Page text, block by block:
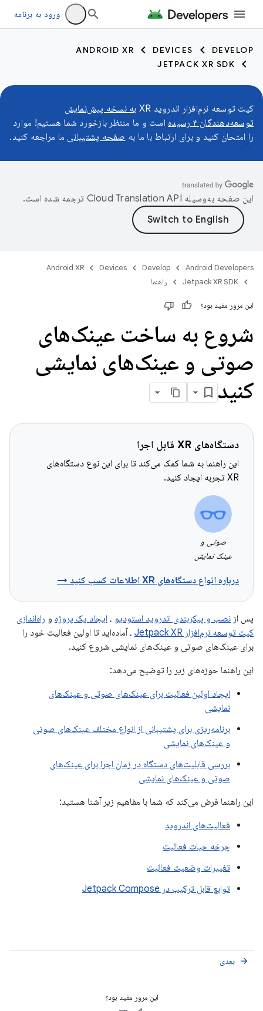
ورود به برنامه
DEVELOP
DEVICES
ANDROID XR
JETPACK XR SDK
کیت توسعه نرم‌افزار اندروید XR
به نسخه پیش‌نمایش
توسعه‌دهندگان ۴ رسیده
است و ما منتظر بازخورد شما هستیم! موارد
را امتحان کنید و برای ارتباط با ما به صفحه پشتیبانی ما مراجعه کنید.
این صفحه به‌وسیله ترجمه شده است.
Android Developers
Develop
Devices
Android XR
Jetpack XR SDK
راهنما
این مرور مفید بود؟
شروع به ساخت عینک‌های
صوتی و عینک‌های نمایشی
کنید
دستگاه‌های XR قابل اجرا
این راهنما به شما کمک می‌کند تا برای این نوع دستگاه‌های
XR تجربه ایجاد کنید.
صوتی و
عینک نمایش
درباره انواع دستگاه‌های XR اطلاعات کسب کنید →
پس از نصب و پیکربندی اندروید استودیو ، ایجاد یک پروژه و راه‌اندازی
کیت توسعه نرم‌افزار Jetpack XR
، آماده‌اید تا اولین فعالیت خود را
برای عینک‌های صوتی و عینک‌های نمایشی شروع کنید.
این راهنما حوزه‌های زیر را توضیح می‌دهد:
ایجاد اولین فعالیت برای عینک‌های صوتی و عینک‌های
نمایشی
برنامه‌ریزی برای پشتیبانی از انواع مختلف عینک‌های صوتی
و عینک‌های نمایشی
بررسی قابلیت‌های دستگاه در زمان اجرا برای عینک‌های
صوتی و عینک‌های نمایشی
این راهنما فرض می‌کند که شما با مفاهیم زیر آشنا هستید:
فعالیت‌های اندروید
چرخه حیات فعالیت
تغییرات وضعیت فعالیت
توابع قابل ترکیب در Jetpack Compose
بعدی arrow_forward
این مرور مفید بود؟